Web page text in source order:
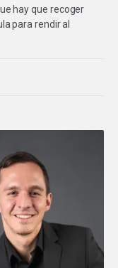
hay que recoger
para rendir al